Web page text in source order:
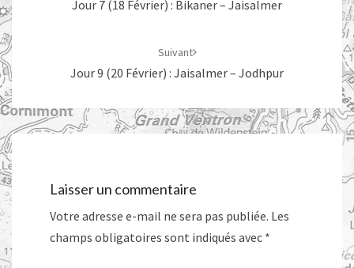
Jour 7 (18 Février) : Bikaner – Jaisalmer
Suivant
Jour 9 (20 Février) : Jaisalmer – Jodhpur
Laisser un commentaire
Votre adresse e-mail ne sera pas publiée. Les
champs obligatoires sont indiqués avec *